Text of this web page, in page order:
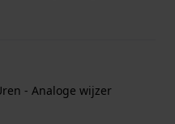
- Analoge wijzer